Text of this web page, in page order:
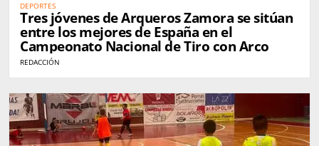
DEPORTES
Tres jóvenes de Arqueros Zamora se sitúan
entre los mejores de España en el
Campeonato Nacional de Tiro con Arco
REDACCIÓN